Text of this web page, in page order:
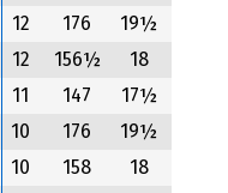
12 176
19½
12 156½
18
11 147
17½
10 176
19½
10 158
18